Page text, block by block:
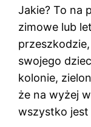
Jakie? To na
zimowe lub
swojego
kolonie,
że na wyżej
wszystko jest